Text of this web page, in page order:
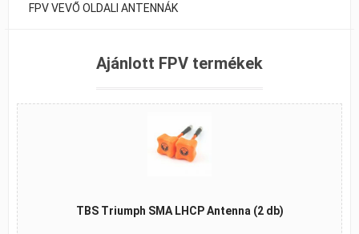
FPV VEVŐ OLDALI ANTENNÁK
Ajánlott FPV termékek
TBS Triumph SMA LHCP Antenna (2 db)